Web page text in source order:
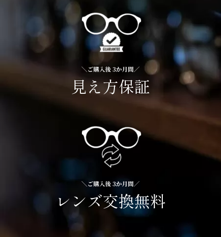
＼ご購入後 3か月間／
見え方保証
＼ご購入後 3か月間／
レンズ交換無料